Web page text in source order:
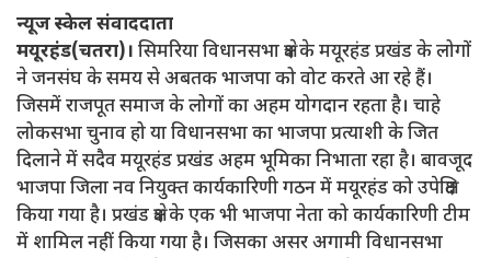
न्यूज स्केल संवाददाता
मयूरहंड(चतरा)। सिमरिया विधानसभा क्षेत्र के मयूरहंड प्रखंड के लोगों
ने जनसंघ के समय से अबतक भाजपा को वोट करते आ रहे हैं।
जिसमें राजपूत समाज के लोगों का अहम योगदान रहता है। चाहे
लोकसभा चुनाव हो या विधानसभा का भाजपा प्रत्याशी के जित
दिलाने में सदैव मयूरहंड प्रखंड अहम भूमिका निभाता रहा है। बावजूद
भाजपा जिला नव नियुक्त कार्यकारिणी गठन में मयूरहंड को उपेक्षित
किया गया है। प्रखंड क्षेत्र के एक भी भाजपा नेता को कार्यकारिणी टीम
में शामिल नहीं किया गया है। जिसका असर अगामी विधानसभा